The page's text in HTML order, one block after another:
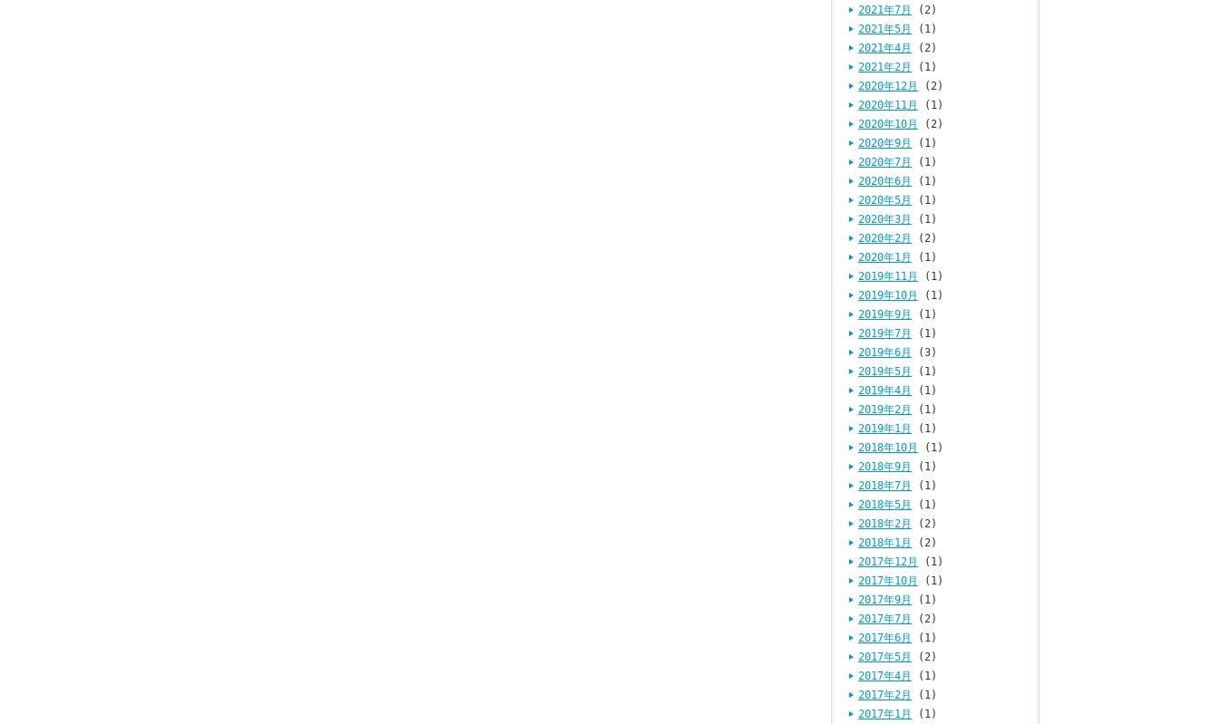
2021年7月
(2)
2021年5月
(1)
2021年4月
(2)
2021年2月
(1)
2020年12月
(2)
2020年11月
(1)
2020年10月
(2)
2020年9月
(1)
2020年7月
(1)
2020年6月
(1)
2020年5月
(1)
2020年3月
(1)
2020年2月
(2)
2020年1月
(1)
2019年11月
(1)
2019年10月
(1)
2019年9月
(1)
2019年7月
(1)
2019年6月
(3)
2019年5月
(1)
2019年4月
(1)
2019年2月
(1)
2019年1月
(1)
2018年10月
(1)
2018年9月
(1)
2018年7月
(1)
2018年5月
(1)
2018年2月
(2)
2018年1月
(2)
2017年12月
(1)
2017年10月
(1)
2017年9月
(1)
2017年7月
(2)
2017年6月
(1)
2017年5月
(2)
2017年4月
(1)
2017年2月
(1)
2017年1月
(1)